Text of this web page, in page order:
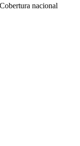
Cobertura nacional